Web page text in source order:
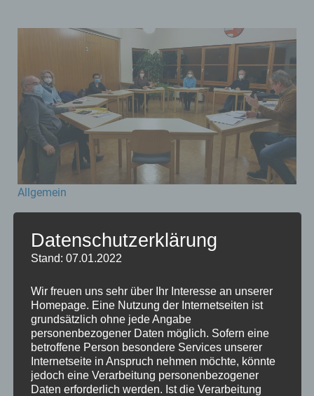
Allgemein
Hilfeleistungen hinzubuchen zu können. Aber das WIE
steht noch nicht fest. In der Sitzung haben wir natürlich
Verbandsgemeinde bei solchen Projekten übernehmen
kann und sollten, denn die Möglichkeiten sind
vielfältig.Für die FWG Brey ist es wichtig möglichst viel
Gestaltungsmöglichkeiten langfristig bei der […]
Datenschutzerklärung
Stand: 07.01.2022
Wir freuen uns sehr über Ihr Interesse an unserer
Homepage. Eine Nutzung der Internetseiten ist
grundsätzlich ohne jede Angabe
personenbezogener Daten möglich. Sofern eine
betroffene Person besondere Services unserer
Internetseite in Anspruch nehmen möchte, könnte
jedoch eine Verarbeitung personenbezogener
Daten erforderlich werden. Ist die Verarbeitung